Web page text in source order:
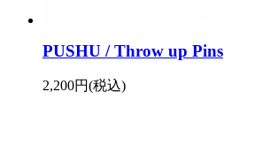
PUSHU / Throw up Pins
2,200円(税込)